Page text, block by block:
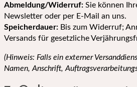
Abmeldung/Widerruf: Sie können
Newsletter oder per E-Mail an uns.
Speicherdauer: Bis zum Widerruf;
Versands für gesetzliche
(Hinweis: Falls ein externer
Namen, Anschrift,